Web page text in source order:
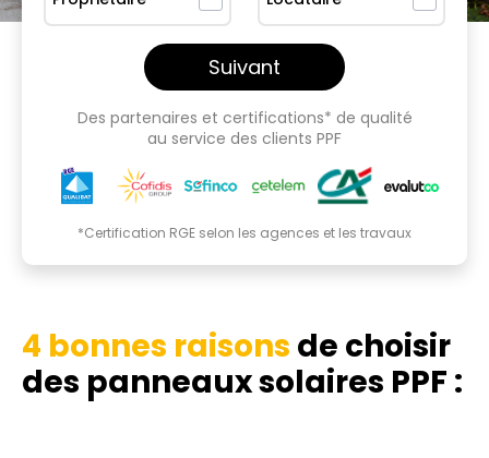
Suivant
Des partenaires et certifications* de qualité
au service des clients PPF
*Certification RGE selon les agences et les travaux
4 bonnes raisons de choisir
des panneaux solaires PPF :